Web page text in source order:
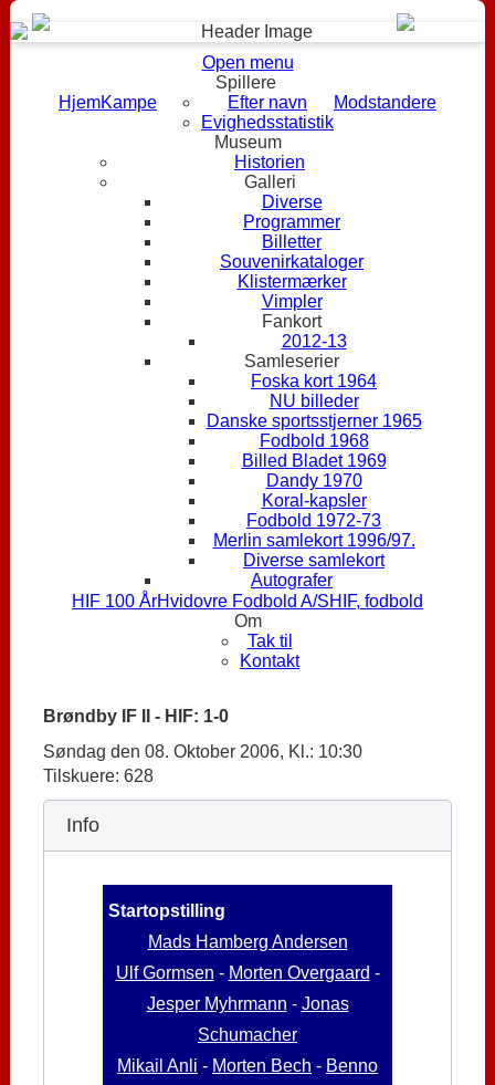
Open menu
HjemKampe
Spillere
Efter navn
Evighedsstatistik
Modstandere
Museum
Historien
Galleri
Diverse
Programmer
Billetter
Souvenirkataloger
Klistermærker
Vimpler
Fankort
2012-13
Samleserier
Foska kort 1964
NU billeder
Danske sportsstjerner 1965
Fodbold 1968
Billed Bladet 1969
Dandy 1970
Koral-kapsler
Fodbold 1972-73
Merlin samlekort 1996/97.
Diverse samlekort
Autografer
HIF 100 ÅrHvidovre Fodbold A/SHIF, fodbold
Om
Tak til
Kontakt
Brøndby IF II - HIF: 1-0
Søndag den 08. Oktober 2006, Kl.: 10:30
Tilskuere: 628
Info
Startopstilling
Mads Hamberg Andersen
Ulf Gormsen - Morten Overgaard -
Jesper Myhrmann - Jonas
Schumacher
Mikail Anli - Morten Bech - Benno